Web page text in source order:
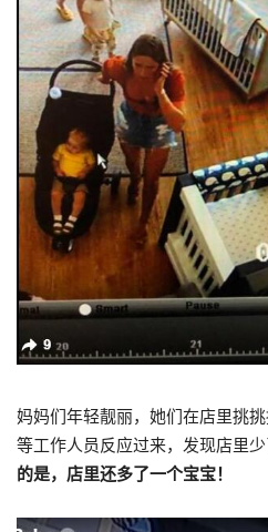
妈妈们年轻靓丽，她们在店里挑挑
等工作人员反应过来，发现店里少
的是，店里还多了一个宝宝！